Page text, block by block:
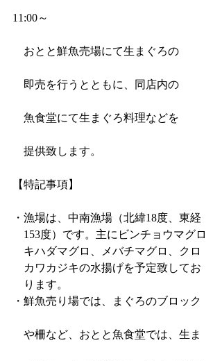
11:00～
おとと鮮魚売場にて生まぐろの
即売を行うとともに、同店内の
魚食堂にて生まぐろ料理などを
提供致します。
【特記事項】
・漁場は、中南漁場（北緯18度、東経
153度）です。主にビンチョウマグロ
キハダマグロ、メバチマグロ、クロ
カワカジキの水揚げを予定致してお
ります。
・鮮魚売り場では、まぐろのブロック
や柵など、おとと魚食堂では、生ま